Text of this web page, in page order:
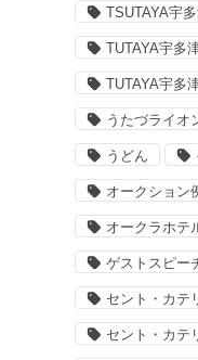
TSUTAYA宇
TUTAYA宇多
TUTAYA宇多
うたづライオ
うどん
オークション
オークラホテ
ゲストスピー
セント・カテ
セント・カテ